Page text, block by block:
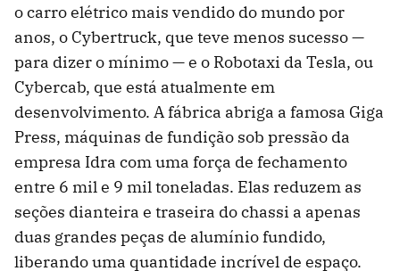
o carro elétrico mais vendido do mundo por
anos, o Cybertruck, que teve menos sucesso —
para dizer o mínimo — e o Robotaxi da Tesla, ou
Cybercab, que está atualmente em
desenvolvimento. A fábrica abriga a famosa Giga
Press, máquinas de fundição sob pressão da
empresa Idra com uma força de fechamento
entre 6 mil e 9 mil toneladas. Elas reduzem as
seções dianteira e traseira do chassi a apenas
duas grandes peças de alumínio fundido,
liberando uma quantidade incrível de espaço.